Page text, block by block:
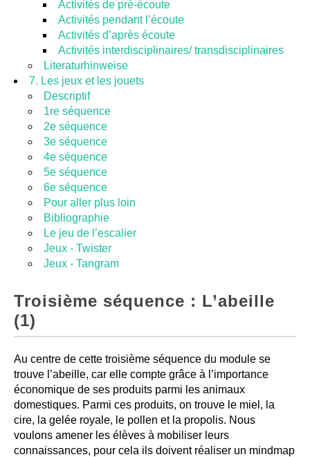
Activités de pré-écoute
Activités pendant l’écoute
Activités d’après écoute
Activités interdisciplinaires/ transdisciplinaires
Literaturhinweise
7. Les jeux et les jouets
Descriptif
1re séquence
2e séquence
3e séquence
4e séquence
5e séquence
6e séquence
Pour aller plus loin
Bibliographie
Le jeu de l’escalier
Jeux - Twister
Jeux - Tangram
Troisième séquence : L’abeille
(1)
Au centre de cette troisième séquence du module se
trouve l’abeille, car elle compte grâce à l’importance
économique de ses produits parmi les animaux
domestiques. Parmi ces produits, on trouve le miel, la
cire, la gelée royale, le pollen et la propolis. Nous
voulons amener les élèves à mobiliser leurs
connaissances, pour cela ils doivent réaliser un mindmap